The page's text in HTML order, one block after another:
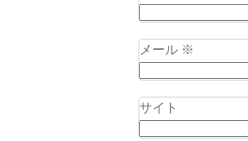
メール ※
サイト